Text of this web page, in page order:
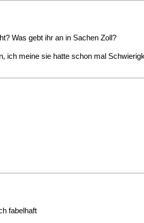
Was gebt ihr an in Sachen Zoll?
meine sie hatte schon mal
fabelhaft